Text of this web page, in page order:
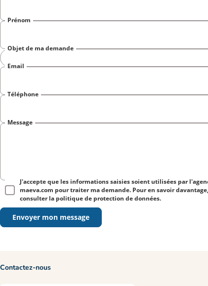
Prénom
Objet de ma demande
Email
Téléphone
Message
J'accepte que les informations saisies soient utilisées par
maeva.com pour traiter ma demande. Pour en savoir davantage,
consulter la politique de protection de données.
Envoyer mon message
Contactez-nous